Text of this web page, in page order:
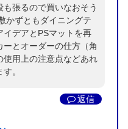
張るので買いなおそう
かずともダイニングテ
イデアとPSマットを再
とオーダーの仕方（角
使用上の注意点などあれ
。
返信